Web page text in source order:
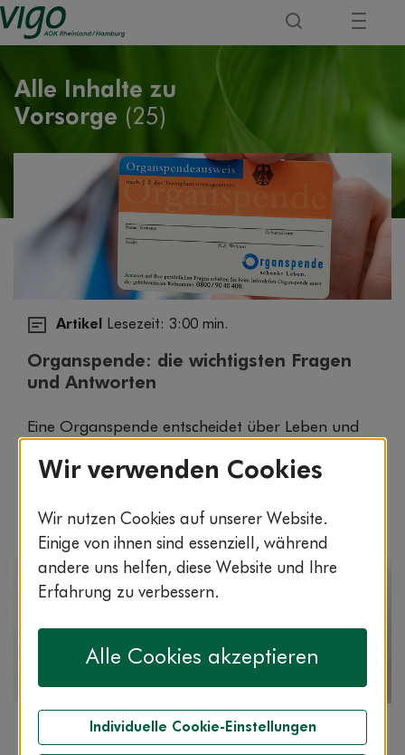
Alle Inhalte zu
Vorsorge (25)
Artikel Lesezeit: 3:00 min.
Organspende: die wichtigsten Fragen
und Antworten
Eine Organspende entscheidet über Leben und
ausreichend informiert. Hier finden Sie Antworten
Artikel Lesezeit: 4:00 min.
Wir verwenden Cookies
Wir nutzen Cookies auf unserer Website.
Einige von ihnen sind essenziell, während
andere uns helfen, diese Website und Ihre
Erfahrung zu verbessern.
Alle Cookies akzeptieren
Individuelle Cookie-Einstellungen